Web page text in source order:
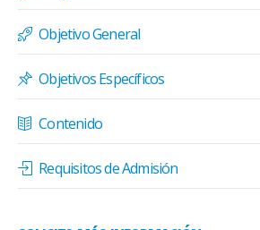
Objetivo General
Objetivos Específicos
Contenido
Requisitos de Admisión